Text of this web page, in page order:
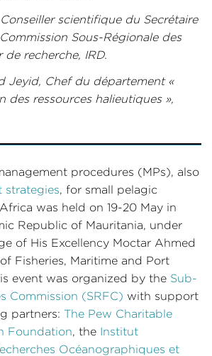
scientifique du Secrétaire
Sous-Régionale des
de recherche, IRD.
Jeyid, Chef du département «
des ressources halieutiques »,
procedures (MPs), also
strategies, for small pelagic
was held on 19-20 May in
Republic of Mauritania, under
of His Excellency Moctar Ahmed
Fisheries, Maritime and Port
event was organized by the Sub-
Commission (SRFC) with support
partners: The Pew Charitable
Foundation, the Institut
Océanographiques et